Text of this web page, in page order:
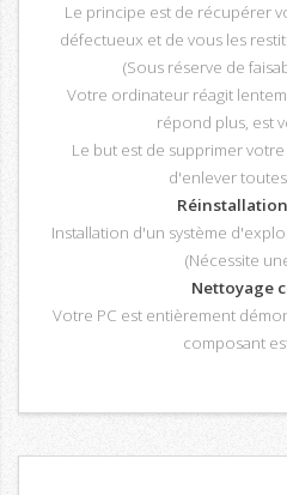
Le principe est de récupérer
défectueux et de vous les
(Sous réserve de
Votre ordinateur réagit
répond plus, est
Le but est de supprimer
d'enlever
Installation d'un système
(Nécessite
Nettoyage
Votre PC est entièrement
composant